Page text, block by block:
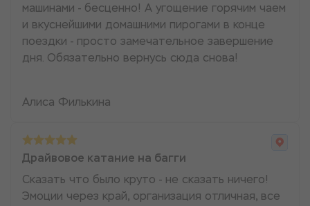
машинами - бесценно! А угощение горячим чаем
и вкуснейшими домашними пирогами в конце
поездки - просто замечательное завершение
дня. Обязательно вернусь сюда снова!
Алиса Филькина
Драйвовое катание на багги
Сказать что было круто - не сказать ничего!
Эмоции через край, организация отличная, все